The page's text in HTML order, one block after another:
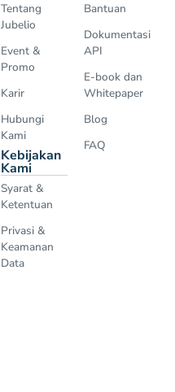
Tentang
Jubelio
Event &
Promo
Karir
Hubungi
Kami
Kebijakan
Kami
Syarat &
Ketentuan
Privasi &
Keamanan
Data
Bantuan
Dokumentasi
API
E-book dan
Whitepaper
Blog
FAQ